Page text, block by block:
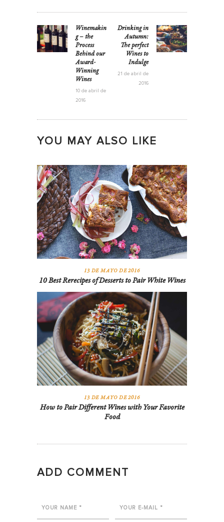
DE
ENTRADAS
Previous
post:
Winemakin
g – the
Process
Behind our
Award-
Winning
Wines
10 de abril de
2016
Next
post:
Drinking in
Autumn:
The perfect
Wines to
Indulge
21 de abril de
2016
YOU MAY ALSO LIKE
13 DE MAYO DE 2016 0 COMMENTS
13 DE MAYO DE 2016
10 Best Rerecipes of Desserts to Pair White Wines
0 COMMENTS
382
VIEWS
13 DE MAYO DE 2016
How to Pair Different Wines with Your Favorite
Food
ADD COMMENT